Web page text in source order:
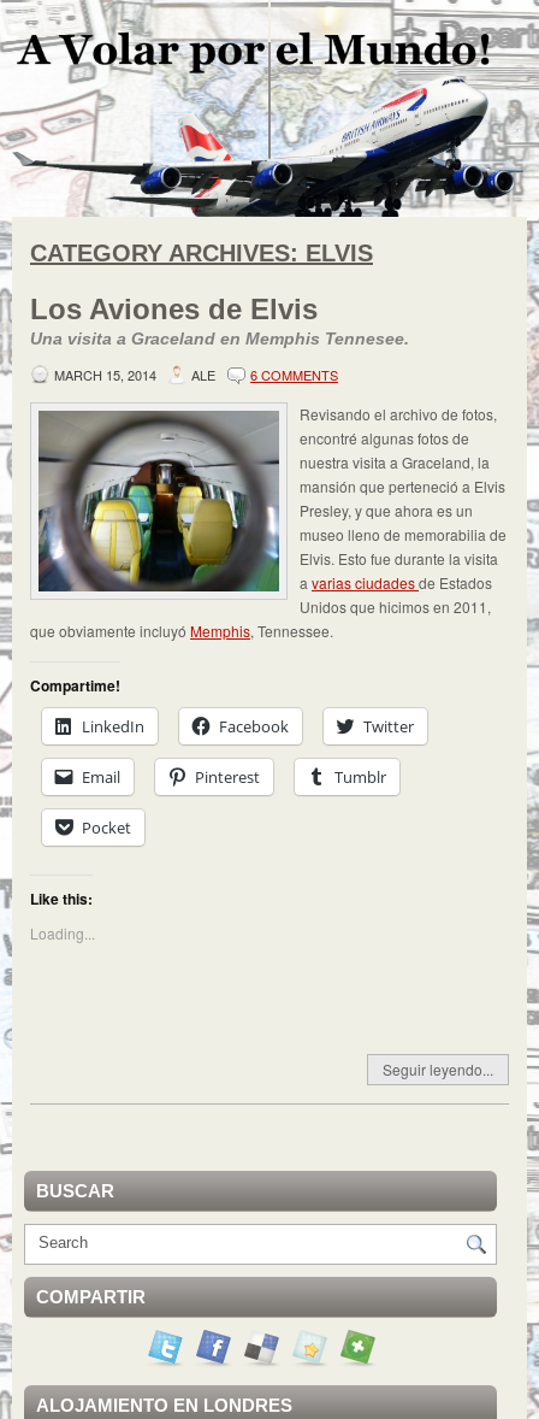
CATEGORY ARCHIVES: ELVIS
Los Aviones de Elvis
Una visita a Graceland en Memphis Tennesee.
MARCH 15, 2014
ALE 6 COMMENTS
Revisando el archivo de fotos,
encontré algunas fotos de
nuestra visita a Graceland, la
mansión que perteneció a Elvis
Presley, y que ahora es un
museo lleno de memorabilia de
Elvis. Esto fue durante la visita
a variasciudadesde Estados
Unidos que hicimos en 2011,
que obviamente incluyó Memphis, Tennessee.
Compartime!
LinkedIn
Facebook Twitter
Email Pinterest Tumblr
Pocket
Like this:
Loading...
Seguir leyendo...
BUSCAR
COMPARTIR
ALOJAMIENTO EN LONDRES